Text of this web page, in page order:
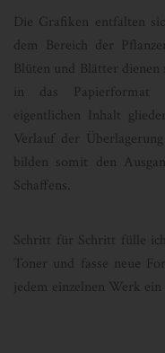
Die Grafiken entfalten
dem Bereich der
Blüten und Blätter
in das Papierformat
eigentlichen Inhalt
Verlauf der
bilden somit den
Schaffens.
Schritt für Schritt fülle
Toner und fasse neue
jedem einzelnen Werk